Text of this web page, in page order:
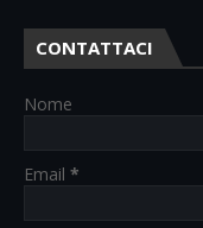
CONTATTACI
Nome
Email *